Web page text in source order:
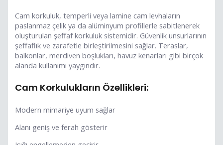
Cam korkuluk, temperli veya lamine cam levhaların
paslanmaz çelik ya da alüminyum profillerle sabitlenerek
oluşturulan şeffaf korkuluk sistemidir. Güvenlik unsurlarının
şeffaflık ve zarafetle birleştirilmesini sağlar. Teraslar,
balkonlar, merdiven boşlukları, havuz kenarları gibi birçok
alanda kullanımı yaygındır.
Cam Korkulukların Özellikleri:
Modern mimariye uyum sağlar
Alanı geniş ve ferah gösterir